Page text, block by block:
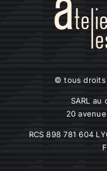
© tous droits
SARL au
20
RCS 898 781 604